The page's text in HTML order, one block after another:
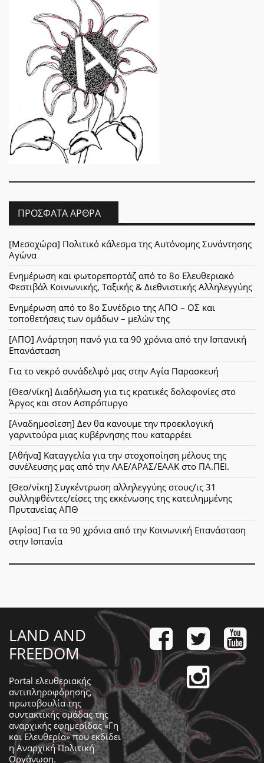
ΠΡΌΣΦΑΤΑ ΆΡΘΡΑ
[Μεσοχώρα] Πολιτικό κάλεσμα της Αυτόνομης Συνάντησης
Αγώνα
Ενημέρωση και φωτορεπορτάζ από το 8ο Ελευθεριακό
Φεστιβάλ Κοινωνικής, Ταξικής & Διεθνιστικής Αλληλεγγύης
Ενημέρωση από το 8ο Συνέδριο της ΑΠΟ – ΟΣ και
τοποθετήσεις των ομάδων – μελών της
[ΑΠΟ] Ανάρτηση πανό για τα 90 χρόνια από την Ισπανική
Επανάσταση
Για το νεκρό συνάδελφό μας στην Αγία Παρασκευή
[Θεσ/νίκη] Διαδήλωση για τις κρατικές δολοφονίες στο
Άργος και στον Ασπρόπυργο
[Αναδημοσίεση] Δεν θα κανουμε την προεκλογική
γαρνιτούρα μιας κυβέρνησης που καταρρέει
[Αθήνα] Καταγγελία για την στοχοποίηση μέλους της
συνέλευσης μας από την ΛΑΕ/ΑΡΑΣ/ΕΑΑΚ στο ΠΑ.ΠΕΙ.
[Θεσ/νίκη] Συγκέντρωση αλληλεγγύης στους/ις 31
συλληφθέντες/είσες της εκκένωσης της κατειλημμένης
Πρυτανείας ΑΠΘ
[Αφίσα] Για τα 90 χρόνια από την Κοινωνική Επανάσταση
στην Ισπανία
LAND AND
FREEDOM
Portal ελευθεριακής
αντιπληροφόρησης,
πρωτοβουλία της
συντακτικής ομάδας της
αναρχικής εφημερίδας «Γη
και Ελευθερία» που εκδίδει
ηΑναρχική Πολιτική
Οργάνωση.